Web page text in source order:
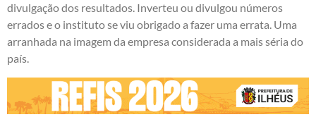
divulgação dos resultados. Inverteu ou divulgou números
errados e o instituto se viu obrigado a fazer uma errata. Uma
arranhada na imagem da empresa considerada a mais séria do
país.